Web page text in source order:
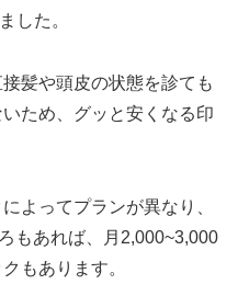
した。
髪や頭皮の状態を診ても
ため、グッと安くなる印
よってプランが異なり、
もあれば、月2,000~3,000
もあります。